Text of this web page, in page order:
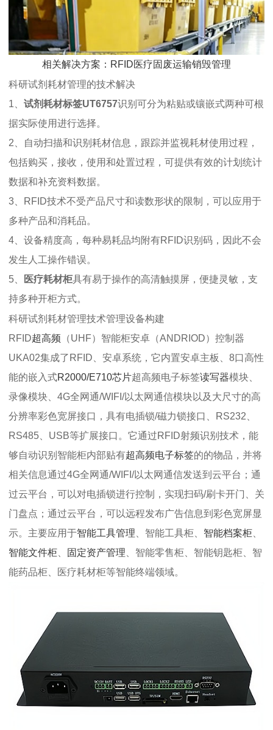
相关解决方案：RFID医疗固废运输销毁管理
科研试剂耗材管理的技术解决
1、 试剂耗材标签UT6757识别可分为粘贴或镶嵌式两种可根
据实际使用进行选择。
2、自动扫描和识别耗材信息，跟踪并监视耗材使用过程，
包括购买，接收，使用和处置过程，可提供有效的计划统计
数据和补充资料数据。
3、RFID技术不受产品尺寸和读数形状的限制，可以应用于
多种产品和消耗品。
4、设备精度高，每种易耗品均附有RFID识别码，因此不会
发生人工操作错误。
5、
医疗耗材柜具有易于操作的高清触摸屏，便捷灵敏，支
持多种开柜方式。
科研试剂耗材管理技术管理设备构建
RFID超高频 （UHF）智能柜安卓（ANDRIOD）控制器
UKA02集成了RFID、安卓系统，它内置安卓主板、8口高性
能的嵌入式R2000/E710芯片超高频电子标签读写器模块、
录像模块、4G全网通/WIFI/以太网通信模块以及大尺寸的高
分辨率彩色宽屏接口，具有电插锁/磁力锁接口、RS232、
RS485、USB等扩展接口。它通过RFID射频识别技术，能
够自动识别智能柜内部贴有超高频电子标签的的物品，并将
相关信息通过4G全网通/WIFI/以太网通信发送到云平台；通
过云平台，可以对电插锁进行控制，实现扫码/刷卡开门、关
门盘点；通过云平台，可以远程发布广告信息到彩色宽屏显
示。主要应用于智能工具管理 、智能工具柜、 智能档案柜
智能文件柜
固定资产管理 、智能零售柜、智能钥匙柜、智
能药品柜、医疗耗材柜等智能终端领域。